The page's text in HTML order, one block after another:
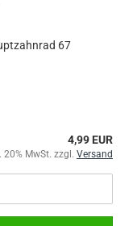
67
4,99 EUR
20% MwSt. zzgl. Versand